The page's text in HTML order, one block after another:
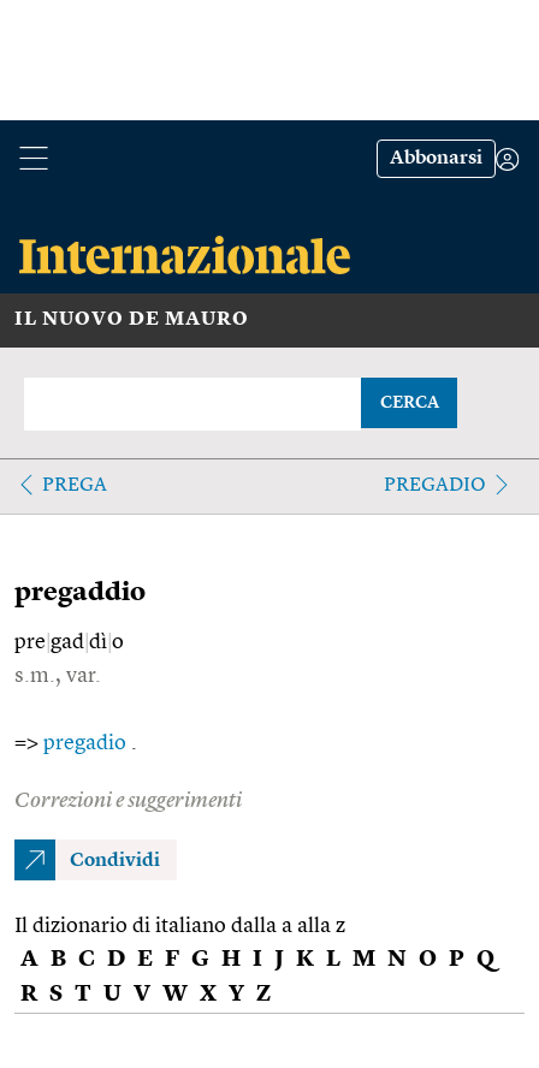
Abbonarsi
IL NUOVO DE MAURO
CERCA
PREGA PREGADIO
pregaddio
pre gad dì o
s.m., var.
=> pregadio
Correzioni e suggerimenti
Condividi
Il dizionario di italiano dalla a alla z
A B C D E F G H I J K L M N O P Q
R S T U V W X Y Z